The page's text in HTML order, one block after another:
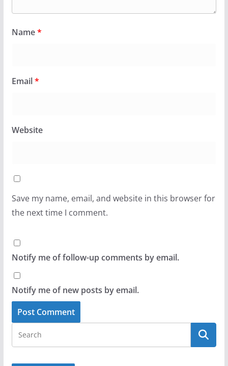
Name*
Email*
Website
Save my name, email, and website in this browser for
the next time I comment.
Notify me of follow-up comments by email.
Notify me of new posts by email.